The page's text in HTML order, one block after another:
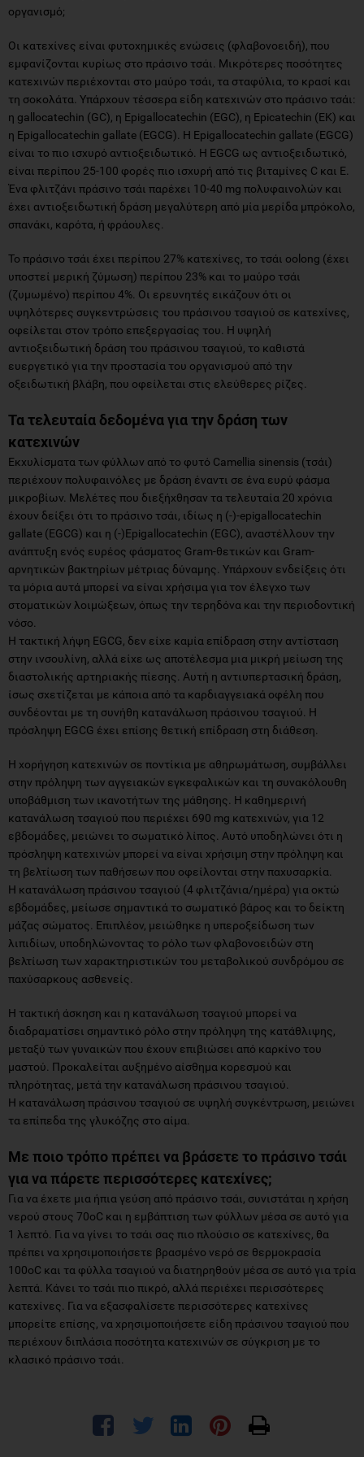
οργανισμό;
Οι κατεχίνες είναι φυτοχημικές ενώσεις (φλαβονοειδή), που
εμφανίζονται κυρίως στο πράσινο τσάι. Μικρότερες ποσότητες
κατεχινών περιέχονται στο μαύρο τσάι, τα σταφύλια, το κρασί και
τη σοκολάτα. Υπάρχουν τέσσερα είδη κατεχινών στο πράσινο τσάι:
η gallocatechin (GC), η Epigallocatechin (EGC), η Epicatechin (ΕΚ) και
η Epigallocatechin gallate (EGCG). Η Epigallocatechin gallate (EGCG)
είναι το πιο ισχυρό αντιοξειδωτικό. Η EGCG ως αντιοξειδωτικό,
είναι περίπου 25-100 φορές πιο ισχυρή από τις βιταμίνες C και Ε.
Ένα φλιτζάνι πράσινο τσάι παρέχει 10-40 mg πολυφαινολών και
έχει αντιοξειδωτική δράση μεγαλύτερη από μία μερίδα μπρόκολο,
σπανάκι, καρότα, ή φράουλες.
Το πράσινο τσάι έχει περίπου 27% κατεχίνες, το τσάι oolong (έχει
υποστεί μερική ζύμωση) περίπου 23% και το μαύρο τσάι
(ζυμωμένο) περίπου 4%. Οι ερευνητές εικάζουν ότι οι
υψηλότερες συγκεντρώσεις του πράσινου τσαγιού σε κατεχίνες,
οφείλεται στον τρόπο επεξεργασίας του. Η υψηλή
αντιοξειδωτική δράση του πράσινου τσαγιού, το καθιστά
ευεργετικό για την προστασία του οργανισμού από την
οξειδωτική βλάβη, που οφείλεται στις ελεύθερες ρίζες.
Τα τελευταία δεδομένα για την δράση των
κατεχινών
Εκχυλίσματα των φύλλων από το φυτό Camellia sinensis (τσάι)
περιέχουν πολυφαινόλες με δράση έναντι σε ένα ευρύ φάσμα
μικροβίων. Μελέτες που διεξήχθησαν τα τελευταία 20 χρόνια
έχουν δείξει ότι το πράσινο τσάι, ιδίως η (-)-epigallocatechin
gallate (EGCG) και η (-)Epigallocatechin (EGC), αναστέλλουν την
ανάπτυξη ενός ευρέος φάσματος Gram-θετικών και Gram-
αρνητικών βακτηρίων μέτριας δύναμης. Υπάρχουν ενδείξεις ότι
τα μόρια αυτά μπορεί να είναι χρήσιμα για τον έλεγχο των
στοματικών λοιμώξεων, όπως την τερηδόνα και την περιοδοντική
νόσο.
Η τακτική λήψη EGCG, δεν είχε καμία επίδραση στην αντίσταση
στην ινσουλίνη, αλλά είχε ως αποτέλεσμα μια μικρή μείωση της
διαστολικής αρτηριακής πίεσης. Αυτή η αντιυπερτασική δράση,
ίσως σχετίζεται με κάποια από τα καρδιαγγειακά οφέλη που
συνδέονται με τη συνήθη κατανάλωση πράσινου τσαγιού. Η
πρόσληψη EGCG έχει επίσης θετική επίδραση στη διάθεση.
Η χορήγηση κατεχινών σε ποντίκια με αθηρωμάτωση, συμβάλλει
στην πρόληψη των αγγειακών εγκεφαλικών και τη συνακόλουθη
υποβάθμιση των ικανοτήτων της μάθησης. Η καθημερινή
κατανάλωση τσαγιού που περιέχει 690 mg κατεχινών, για 12
εβδομάδες, μειώνει το σωματικό λίπος. Αυτό υποδηλώνει ότι η
πρόσληψη κατεχινών μπορεί να είναι χρήσιμη στην πρόληψη και
τη βελτίωση των παθήσεων που οφείλονται στην παχυσαρκία.
Η κατανάλωση πράσινου τσαγιού (4 φλιτζάνια/ημέρα) για οκτώ
εβδομάδες, μείωσε σημαντικά το σωματικό βάρος και το δείκτη
μάζας σώματος. Επιπλέον, μειώθηκε η υπεροξείδωση των
λιπιδίων, υποδηλώνοντας το ρόλο των φλαβονοειδών στη
βελτίωση των χαρακτηριστικών του μεταβολικού συνδρόμου σε
παχύσαρκους ασθενείς.
Η τακτική άσκηση και η κατανάλωση τσαγιού μπορεί να
διαδραματίσει σημαντικό ρόλο στην πρόληψη της κατάθλιψης,
μεταξύ των γυναικών που έχουν επιβιώσει από καρκίνο του
μαστού. Προκαλείται αυξημένο αίσθημα κορεσμού και
πληρότητας, μετά την κατανάλωση πράσινου τσαγιού.
Η κατανάλωση πράσινου τσαγιού σε υψηλή συγκέντρωση, μειώνει
τα επίπεδα της γλυκόζης στο αίμα.
Με ποιο τρόπο πρέπει να βράσετε το πράσινο τσάι
για να πάρετε περισσότερες κατεχίνες;
Για να έχετε μια ήπια γεύση από πράσινο τσάι, συνιστάται η χρήση
νερού στους 70οC και η εμβάπτιση των φύλλων μέσα σε αυτό για
1 λεπτό. Για να γίνει το τσάι σας πιο πλούσιο σε κατεχίνες, θα
πρέπει να χρησιμοποιήσετε βρασμένο νερό σε θερμοκρασία
100οC και τα φύλλα τσαγιού να διατηρηθούν μέσα σε αυτό για τρία
λεπτά. Κάνει το τσάι πιο πικρό, αλλά περιέχει περισσότερες
κατεχίνες. Για να εξασφαλίσετε περισσότερες κατεχίνες
μπορείτε επίσης, να χρησιμοποιήσετε είδη πράσινου τσαγιού που
περιέχουν διπλάσια ποσότητα κατεχινών σε σύγκριση με το
κλασικό πράσινο τσάι.